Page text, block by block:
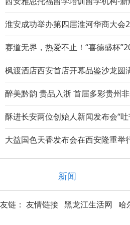
淮安成功举办第四届淮河华商大会
赛道无界，热爱不止！“喜德盛杯
枫渡酒店西安首店开幕品鉴沙龙圆
醉美黔韵 贵品入浙 首届多彩贵州
酥进长安两位创始人新闻发布会“吐
大益国色天香发布会在西安隆重举
新闻
友链： 友情链接 黑龙江生活网 哈